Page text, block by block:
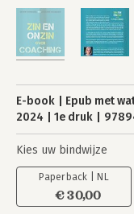
E-book Epub met
2024
1e druk
Kies uw bindwijze
Paperback | NL
€ 30,00